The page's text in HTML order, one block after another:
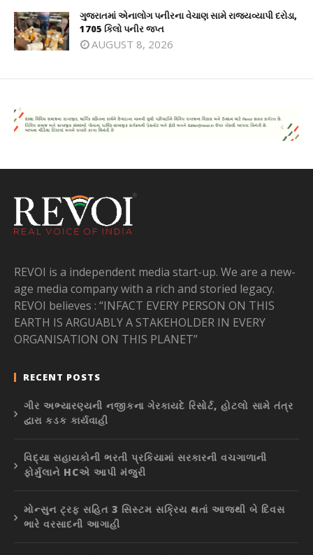
ગુજરાતમાં એનાલોગ પનીરના વેચાણ સામે રાજ્યવ્યાપી દરોડા,
1705 કિલો પનીર જપ્ત
AUGUST 8, 2026
REVOI is a independent media start-up. We are a new-
age media company with a rich and storied legacy.
REVOI believes : “INFACT EVERY PERSON ON THIS
EARTH IS ARGUABLY A STAKEHOLDER IN EVERY
ORGANISATION ON THIS PLANET”
RECENT POSTS
ગીર અભ્યારણ્યની નજીકના ગેરકાયદે રિસોર્ટ, હોટલો સામે તંત્ર
દ્વારા કડક કાર્યવાહી
વિદ્યા સહાયકોની ભરતી પ્રકિયામાં સરકારની વચગાળાની
ફોર્મુલાને HCએ આપી મંજુરી
મોન્સુન ટ્રફ સહિત 3 સિસ્ટમ સક્રિય થતાં આજથી બે દિવસ
ભારે વરસાદની આગાહી